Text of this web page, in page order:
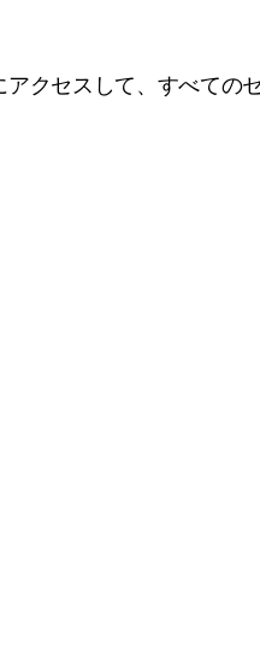
クセスして、すべての